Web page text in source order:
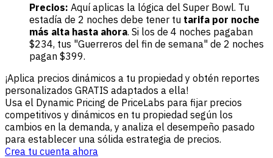
Precios: Aquí aplicas la lógica del Super Bowl. Tu
estadía de 2 noches debe tener tu tarifa por noche
más alta hasta ahora. Si los de 4 noches pagaban
$234, tus "Guerreros del fin de semana" de 2 noches
pagan $399.
¡Aplica precios dinámicos a tu propiedad y obtén reportes
personalizados GRATIS adaptados a ella!
Usa el Dynamic Pricing de PriceLabs para fijar precios
competitivos y dinámicos en tu propiedad según los
cambios en la demanda, y analiza el desempeño pasado
para establecer una sólida estrategia de precios.
Crea tu cuenta ahora